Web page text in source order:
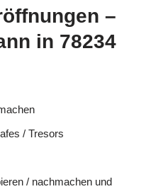
–
in 78234
/ Tresors
/ nachmachen und